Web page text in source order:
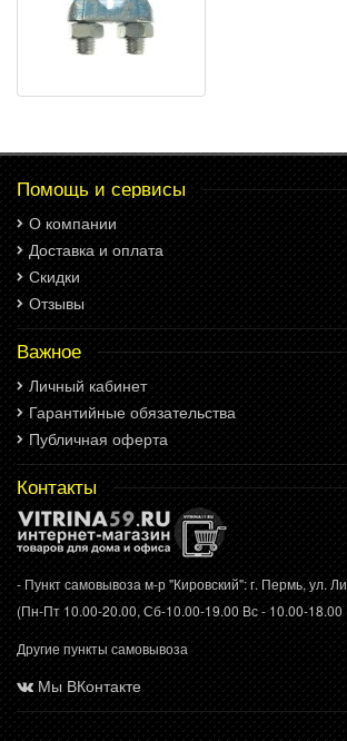
Помощь и сервисы
О компании
Доставка и оплата
Скидки
Отзывы
Важное
Личный кабинет
Гарантийные обязательства
Публичная оферта
Контакты
- Пункт самовывоза м-р "Кировский": г. Пермь, ул.
(Пн-Пт 10.00-20.00, Сб-10.00-19.00 Вс - 10.00-18.00
Другие пункты самовывоза
Мы ВКонтакте